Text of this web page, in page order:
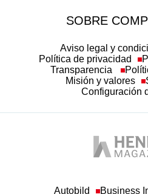
SOBRE
Aviso legal y
Política de privacidad
Transparencia
Misión y valores
Configuración
Autobild
Business